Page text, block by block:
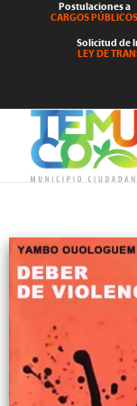
Postulaciones a
CARGOS PÚBLICOS
Solicitud de
LEY DE